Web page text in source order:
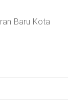
Baru Kota